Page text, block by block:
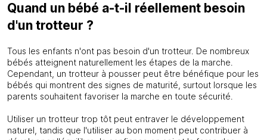
Quand un bébé a-t-il réellement besoin
d'un trotteur ?
Tous les enfants n'ont pas besoin d'un trotteur. De nombreux
bébés atteignent naturellement les étapes de la marche.
Cependant, un trotteur à pousser peut être bénéfique pour les
bébés qui montrent des signes de maturité, surtout lorsque les
parents souhaitent favoriser la marche en toute sécurité.
Utiliser un trotteur trop tôt peut entraver le développement
naturel, tandis que l'utiliser au bon moment peut contribuer à